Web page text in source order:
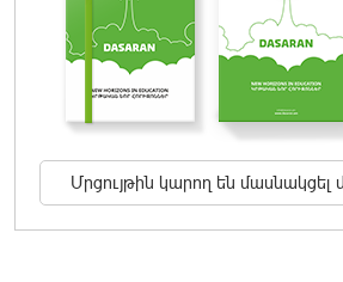
Մրցույթին կարող են մասնակցել